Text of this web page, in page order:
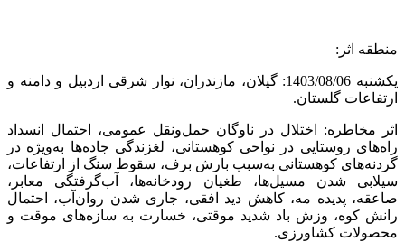
منطقه اثر:
یکشنبه 1403/08/06: گیلان، مازندران، نوار شرقی اردبیل و دامنه و
ارتفاعات گلستان.
اثر مخاطره: اختلال در ناوگان حمل‌ونقل عمومی، احتمال انسداد
راه‌های روستایی در نواحی کوهستانی، لغزندگی جاده‌ها به‌ویژه در
گردنه‌های کوهستانی به‌سبب بارش برف، سقوط سنگ از ارتفاعات،
سیلابی شدن مسیل‌ها، طغیان رودخانه‌ها، آب‌گرفتگی معابر،
صاعقه، پدیده مه، کاهش دید افقی، جاری شدن روان‌آب، احتمال
رانش کوه، وزش باد شدید موقتی، خسارت به سازه‌های موقت و
محصولات کشاورزی.